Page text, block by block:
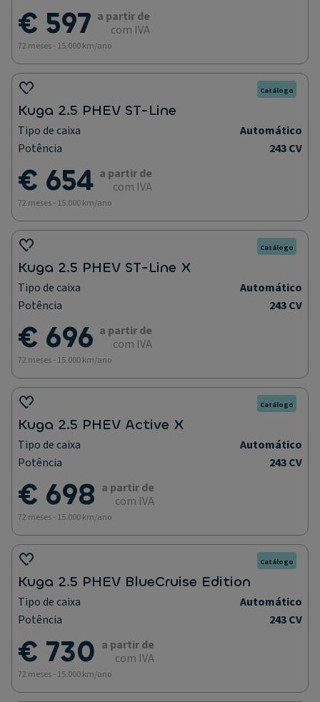
€ 597 a partir de
com IVA
72 meses - 15.000 km/ano
Catálogo
Kuga 2.5 PHEV ST-Line
Tipo de caixa
Automático
Potência
243 CV
€ 654 a partir de
com IVA
72 meses - 15.000 km/ano
Catálogo
Kuga 2.5 PHEV ST-Line X
Tipo de caixa
Automático
Potência
243 CV
€ 696 a partir de
com IVA
72 meses - 15.000 km/ano
Catálogo
Kuga 2.5 PHEV Active X
Tipo de caixa
Automático
Potência
243 CV
€ 698 a partir de
com IVA
72 meses - 15.000 km/ano
Catálogo
Kuga 2.5 PHEV BlueCruise Edition
Tipo de caixa
Automático
Potência
243 CV
€ 730 a partir de
com IVA
72 meses - 15.000 km/ano